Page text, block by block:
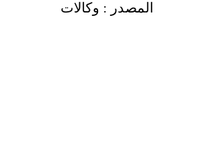
المصدر : وكالات